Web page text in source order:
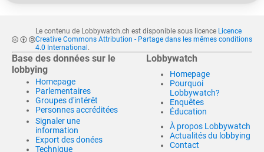
Le contenu de Lobbywatch.ch est disponible sous licence Licence
Creative Commons Attribution - Partage dans les mêmes conditions
4.0 International .
Base des données sur le
lobbying
Homepage
Parlementaires
Groupes d'intérêt
Personnes accréditées
Signaler une
information
Export des donées
Technique
Lobbywatch
Homepage
Pourquoi
Lobbywatch?
Enquêtes
Éducation
À propos Lobbywatch
Actualités du lobbying
Contact